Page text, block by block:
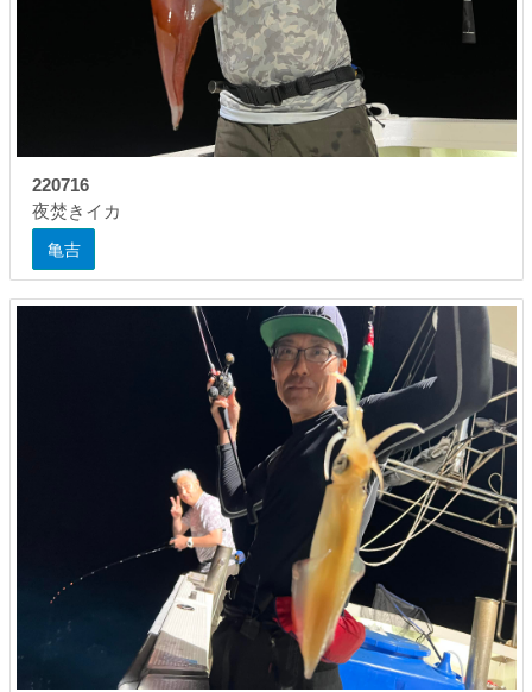
220716
夜焚きイカ
亀吉